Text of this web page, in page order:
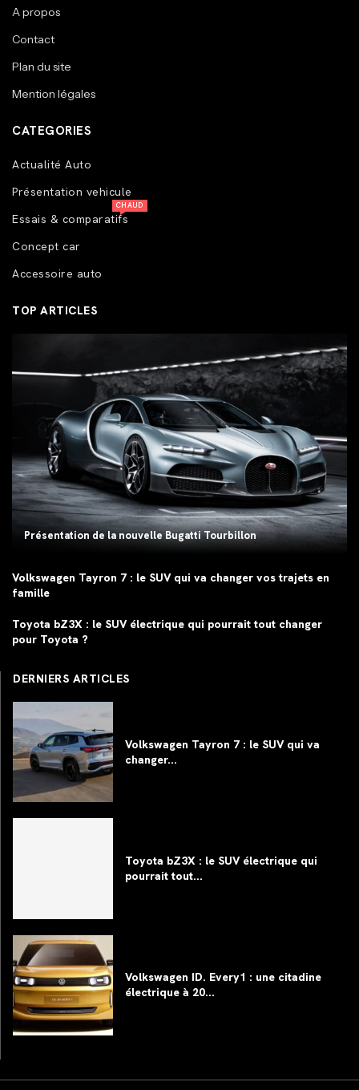
A propos
Contact
Plan du site
Mention légales
CATEGORIES
Actualité Auto
Présentation vehicule
Essais & comparatifs
CHAUD
Concept car
Accessoire auto
TOP ARTICLES
Présentation de la nouvelle Bugatti Tourbillon
Volkswagen Tayron 7 : le SUV qui va changer vos trajets en
famille
Toyota bZ3X : le SUV électrique qui pourrait tout changer
pour Toyota ?
DERNIERS ARTICLES
Volkswagen Tayron 7 : le SUV qui va
changer...
Toyota bZ3X : le SUV électrique qui
pourrait tout...
Volkswagen ID. Every1 : une citadine
électrique à 20...